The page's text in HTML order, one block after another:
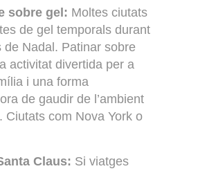
sobre gel: Moltes ciutats
de gel temporals durant
de Nadal. Patinar sobre
activitat divertida per a
i una forma
de gaudir de l’ambient
Ciutats com Nova York o
Claus: Si viatges